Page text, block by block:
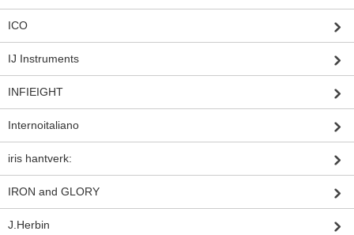
ICO
IJ Instruments
INFIEIGHT
Internoitaliano
iris hantverk:
IRON and GLORY
J.Herbin